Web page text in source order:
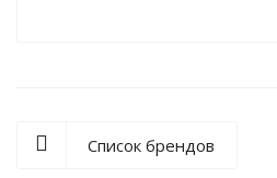
Список брендов